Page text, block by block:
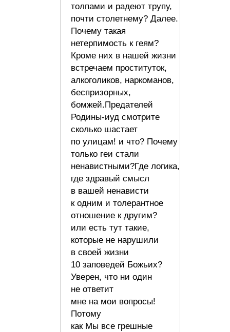
толпами и радеют трупу,
почти столетнему? Далее.
Почему такая
нетерпимость к геям?
Кроме них в нашей жизни
встречаем проституток,
алкоголиков, наркоманов,
беспризорных,
бомжей.Предателей
Родины-иуд смотрите
сколько шастает
по улицам! и что? Почему
только геи стали
ненавистными?Где логика,
где здравый смысл
в вашей ненависти
к одним и толерантное
отношение к другим?
или есть тут такие,
которые не нарушили
в своей жизни
10 заповедей Божьих?
Уверен, что ни один
не ответит
мне на мои вопросы!
Потому
как Мы все грешные